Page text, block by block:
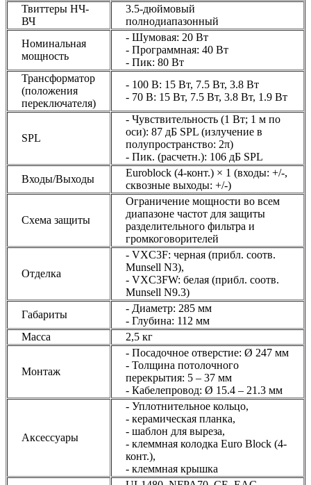
Твиттеры НЧ-
ВЧ
3.5-дюймовый
полнодиапазонный
Номинальная
мощность
- Шумовая: 20 Вт
- Программная: 40 Вт
- Пик: 80 Вт
Трансформатор
(положения
переключателя)
- 100 В: 15 Вт, 7.5 Вт, 3.8 Вт
- 70 В: 15 Вт, 7.5 Вт, 3.8 Вт, 1.9 Вт
SPL
- Чувствительность (1 Вт; 1 м по
оси): 87 дБ SPL (излучение в
полупространство: 2π)
- Пик. (расчетн.): 106 дБ SPL
Входы/Выходы
Euroblock (4-конт.) × 1 (входы: +/-,
сквозные выходы: +/-)
Схема защиты
Ограничение мощности во всем
диапазоне частот для защиты
разделительного фильтра и
громкоговорителей
Отделка
- VXC3F: черная (прибл. соотв.
Munsell N3),
- VXC3FW: белая (прибл. соотв.
Munsell N9.3)
Габариты
- Диаметр: 285 мм
- Глубина: 112 мм
Масса
2,5 кг
Монтаж
- Посадочное отверстие: Ø 247 мм
- Толщина потолочного
перекрытия: 5 – 37 мм
- Кабелепровод: Ø 15.4 – 21.3 мм
Аксессуары
- Уплотнительное кольцо,
- керамическая планка,
- шаблон для выреза,
- клеммная колодка Euro Block (4-
конт.),
- клеммная крышка